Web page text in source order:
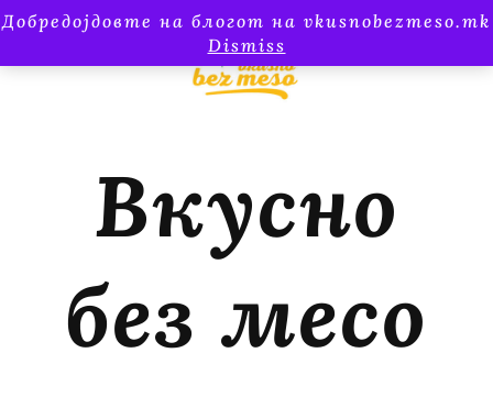
Добредојдовте на блогот на vkusnobezmeso.mk
Dismiss
Вкусно
без месо